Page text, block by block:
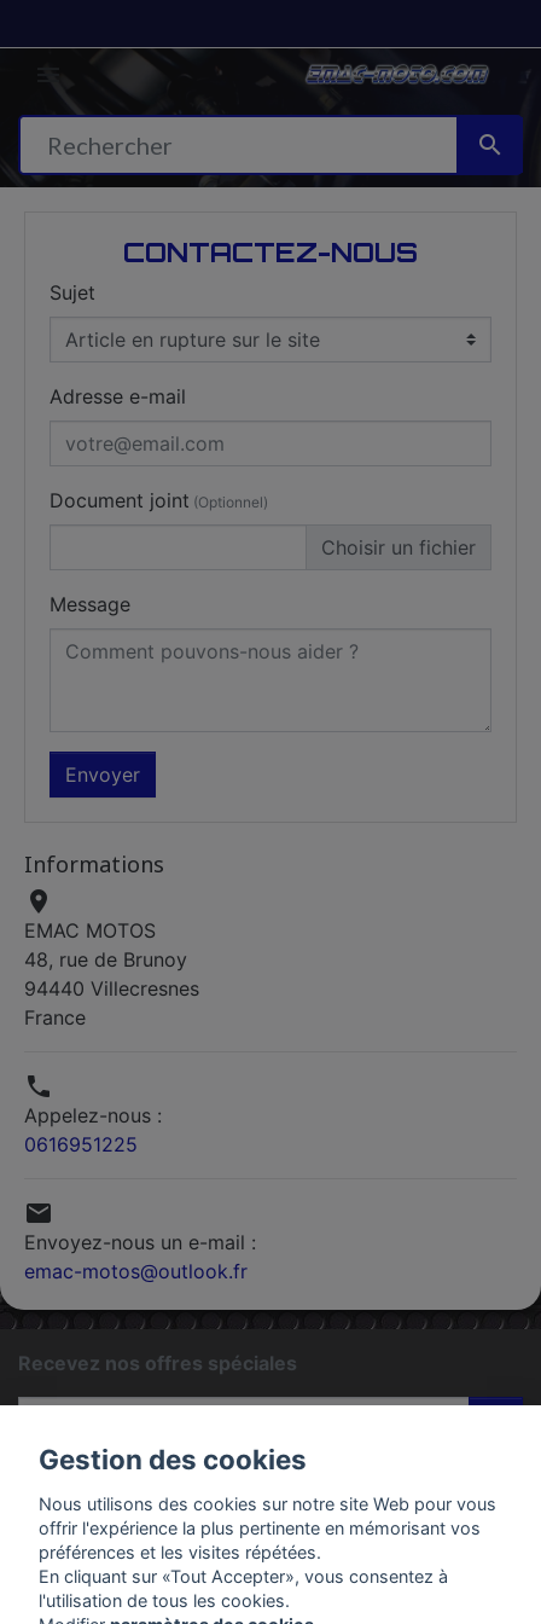

Informations

EMAC MOTOS
48, rue de Brunoy
94440 Villecresnes
France

Appelez-nous :
0616951225

Envoyez-nous un e-mail :
emac-motos@outlook.fr
CONTACTEZ-NOUS
Sujet
Adresse e-mail
Document joint (Optionnel)
Message
Recevez nos offres spéciales
Vous pouvez vous désinscrire à tout moment. Vous trouverez
d'utilisation du site.
PRODUITS
Gestion des cookies
Nous utilisons des cookies sur notre site Web pour vous
offrir l'expérience la plus pertinente en mémorisant vos
préférences et les visites répétées.
En cliquant sur «Tout Accepter», vous consentez à
l'utilisation de tous les cookies.